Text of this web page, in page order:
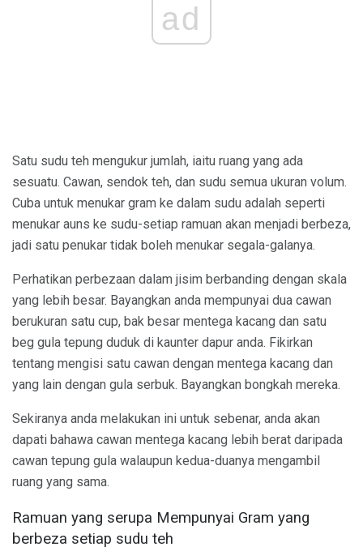
ad
Satu sudu teh mengukur jumlah, iaitu ruang yang ada
sesuatu. Cawan, sendok teh, dan sudu semua ukuran volum.
Cuba untuk menukar gram ke dalam sudu adalah seperti
menukar auns ke sudu-setiap ramuan akan menjadi berbeza,
jadi satu penukar tidak boleh menukar segala-galanya.
Perhatikan perbezaan dalam jisim berbanding dengan skala
yang lebih besar. Bayangkan anda mempunyai dua cawan
berukuran satu cup, bak besar mentega kacang dan satu
beg gula tepung duduk di kaunter dapur anda. Fikirkan
tentang mengisi satu cawan dengan mentega kacang dan
yang lain dengan gula serbuk. Bayangkan bongkah mereka.
Sekiranya anda melakukan ini untuk sebenar, anda akan
dapati bahawa cawan mentega kacang lebih berat daripada
cawan tepung gula walaupun kedua-duanya mengambil
ruang yang sama.
Ramuan yang serupa Mempunyai Gram yang
berbeza setiap sudu teh